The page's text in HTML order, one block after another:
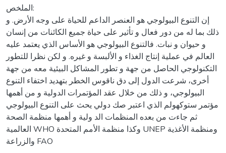
الملخص:
إن التنوع البيولوجي هو العنصر الداعم للحياة على وجه الأرض. و
ذلك بما له من دور فعال و تأثير على حياة جميع الكائنات من إنسان
و حيوان و نبات. فالتنوع البيولوجي هو الأساس الذي يعتمد عليه
العالم في عملية إنتاج الغذاء و الألبسة و غيره. و لكن نظرا للتطور
التكنولوجي الحاصل من جهة و تطور المشاكل البيئية معه من جهة
أخرى، شرعت الدول إلى دق ناقوس الخطر بتهديد اختفاء التنوع
البيولوجي، و ذلك من خلال عقد المؤتمرات الدولية و من أهمها
مؤتمر ستوكهولم الذي اعتبر صك دولي يحث على التنوع البيولوجي
ثم جاءت من بعده المنظمات الد ولية و أهمها منظمة الصحة
العالمية WHO وكذا منظمة الأمم المتحدة UNEP ومنظمة الأغذية
والزراعة FAO